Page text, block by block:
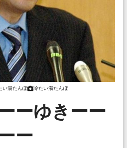
い湯たんぽ 冷たい湯たんぽ
ーゆきーー
ー